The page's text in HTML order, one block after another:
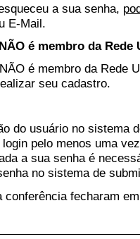
a sua senha,
E-Mail.
é membro da Rede
é membro da Rede
seu cadastro.
do usuário no sistema
pelo menos uma
a sua senha é
no sistema de
conferência fecharam